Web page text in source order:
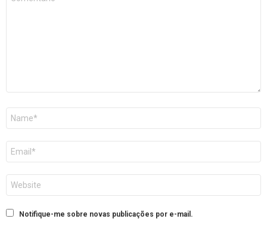
mail
Notifique-me sobre novas publicações por e-mail.